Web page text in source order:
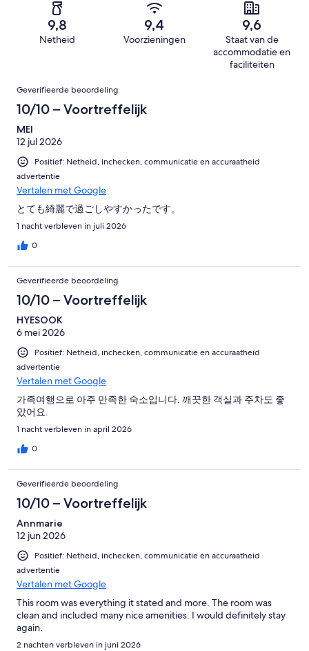
beoordelingen
beoordelingen
Ontzettend
beoordelingen
9,8
Netheid
9,4
Voorzieningen
9,6
Staat van de
accommodatie en
faciliteiten
Beoordelingen
Geverifieerde beoordeling
10/10 – Voortreffelijk
MEI
12 jul 2026
Positief: Netheid, inchecken, communicatie en accuraatheid
advertentie
Vertalen met Google
とても綺麗で過ごしやすかったです。
1 nacht verbleven in juli 2026
0
Geverifieerde beoordeling
10/10 – Voortreffelijk
HYESOOK
6 mei 2026
Positief: Netheid, inchecken, communicatie en accuraatheid
advertentie
Vertalen met Google
가족여행으로 아주 만족한 숙소입니다. 깨끗한 객실과 주차도 좋
았어요.
1 nacht verbleven in april 2026
0
Geverifieerde beoordeling
10/10 – Voortreffelijk
Annmarie
12 jun 2026
Positief: Netheid, inchecken, communicatie en accuraatheid
advertentie
Vertalen met Google
This room was everything it stated and more. The room was
clean and included many nice amenities. I would definitely stay
again.
2 nachten verbleven in juni 2026